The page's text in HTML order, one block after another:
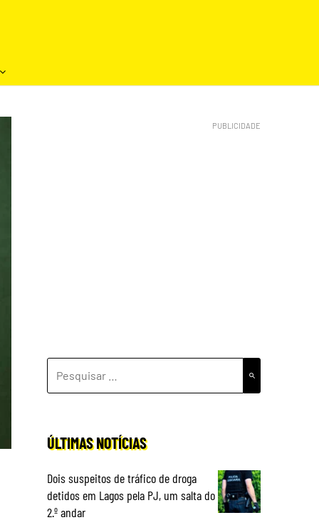
POR:
ÚLTIMAS NOTÍCIAS
Dois suspeitos de tráfico de droga
detidos em Lagos pela PJ, um salta do
2.º andar